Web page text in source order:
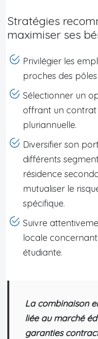
Stratégies
maximiser ses
Privilégier les
proches des
Sélectionner un
offrant un
pluriannuelle.
Diversifier son
différents
résidence
mutualiser le
spécifique.
Suivre
locale
étudiante.
La combinaison
liée au marché
garanties